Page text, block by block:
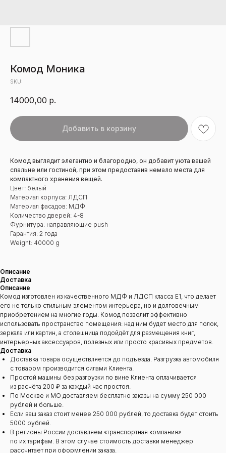
Комод Моника
SKU:
14000,00 р.
Добавить в корзину
Комод выглядит элегантно и благородно, он добавит уюта вашей
спальне или гостиной, при этом предоставив немало места для
компактного хранения вещей.
Цвет: белый
Материал корпуса: ЛДСП
Материал фасадов: МДФ
Количество дверей: 4-8
Фурнитура: направляющие push
Гарантия: 2 года
Weight: 40000 g
Описание
Доставка
Описание
Комод изготовлен из качественного МДФ и ЛДСП класса Е1, что делает
его не только стильным элементом интерьера, но и долговечным
приобретением на многие годы. Комод позволит эффективно
использовать пространство помещения: над ним будет место для полок,
зеркала или картин, а столешница подойдёт для размещения книг,
интерьерных аксессуаров, полезных или просто красивых предметов.
Доставка
Доставка товара осуществляется до подъезда. Разгрузка автомобиля
с товаром производится силами Клиента.
Простой машины без разгрузки по вине Клиента оплачивается
из расчёта 200 ₽ за каждый час простоя.
По Москве и МО доставляем бесплатно заказы на сумму 250 000
рублей и больше.
Если ваш заказ стоит менее 250 000 рублей, то доставка будет стоить
5000 рублей.
В регионы России доставляем «транспортная компания»
по их тарифам. В этом случае стоимость доставки менеджер
рассчитает при оформлении заказа.